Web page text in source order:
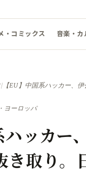
・コミックス 音楽・カ
/ 【EU】中国系ハッカー、
ヨーロッパ
ハッカ
き取り。